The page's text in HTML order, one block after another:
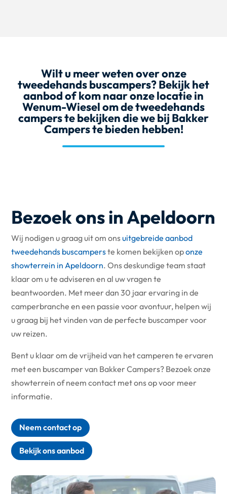
Wilt u meer weten over onze
tweedehands buscampers?Bekijk het
aanbodof kom naaronze locatiein
Wenum-Wiesel om de tweedehands
campers te bekijken die we bij Bakker
Campers te bieden hebben!
Bezoek ons in Apeldoorn
Wij nodigen u graag uit om onsuitgebreide aanbod
tweedehands buscamperste komen bekijken oponze
showterrein in Apeldoorn. Ons deskundige team staat
klaar om u te adviseren en al uw vragen te
beantwoorden. Met meer dan 30 jaar ervaring in de
camperbranche en een passie voor avontuur, helpen wij
u graag bij het vinden van de perfecte buscamper voor
uw reizen.
Bent u klaar om de vrijheid van het camperen te ervaren
met een buscamper van Bakker Campers? Bezoek onze
showterrein of neem contact met ons op voor meer
informatie.
Neem contact op
Bekijk ons aanbod